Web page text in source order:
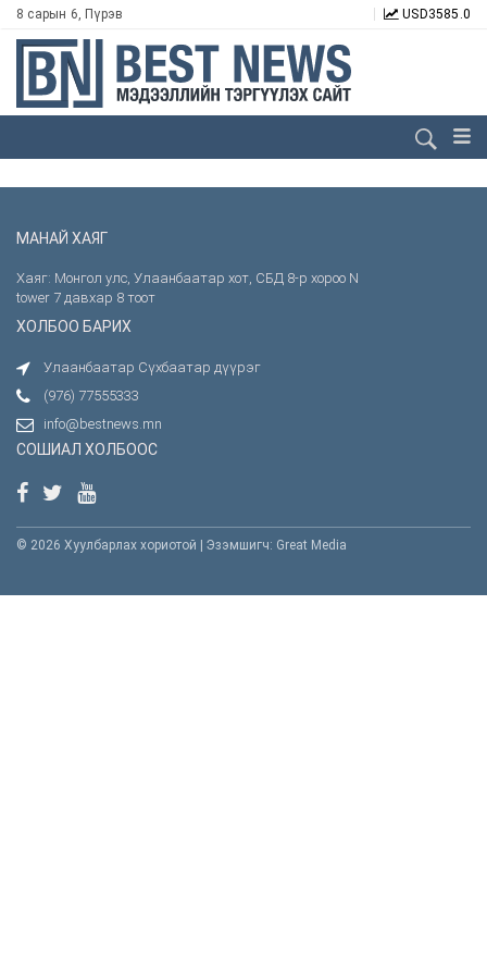
8 сарын 6, Пүрэв USD3585.0
МАНАЙ ХАЯГ
Хаяг: Монгол улс, Улаанбаатар хот, СБД 8-р хороо N
tower 7 давхар 8 тоот
ХОЛБОО БАРИХ
Улаанбаатар Сүхбаатар дүүрэг
(976) 77555333
info@bestnews.mn
СОШИАЛ ХОЛБООС
© 2026 Хуулбарлах хориотой | Эзэмшигч: Great Media